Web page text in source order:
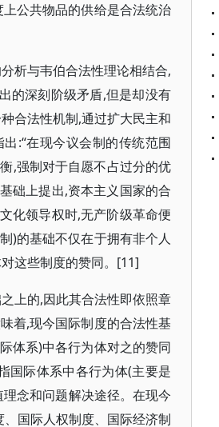
公共物品的供给是合法统治
析与韦伯合法性理论相结合,
的深刻阶级矛盾,但是却没有
合法性机制,通过扩大民主和
:“在现今议会制的传统范围
,强制对于自愿不占过分的优
础上提出,资本主义国家的合
化领导权时,无产阶级革命便
)的基础不仅在于拥有非个人
这些制度的赞同。[11]
上的,因此其合法性即依照章
着,现今国际制度的合法性基
体系)中各行为体对之的赞同
际体系中各行为体(主要是
念和问题解决途径。在现今
国际人权制度、国际经济制